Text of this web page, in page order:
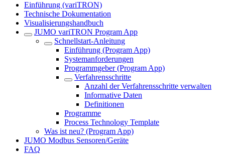
Einführung (variTRON)
Technische Dokumentation
Visualisierungshandbuch
JUMO variTRON Program App
Schnellstart-Anleitung
Einführung (Program App)
Systemanforderungen
Programmgeber (Program App)
Verfahrensschritte
Anzahl der Verfahrensschritte verwalten
Informative Daten
Definitionen
Programme
Process Technology Template
Was ist neu? (Program App)
JUMO Modbus Sensoren/Geräte
FAQ